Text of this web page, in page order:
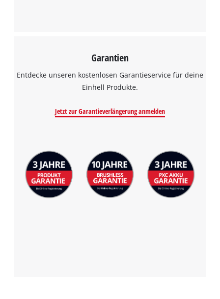
Garantien
Entdecke unseren kostenlosen Garantieservice für deine
Einhell Produkte.
Jetzt zur Garantieverlängerung anmelden